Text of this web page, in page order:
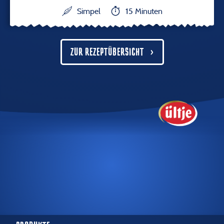
Simpel 15 Minuten
ZUR REZEPTÜBERSICHT